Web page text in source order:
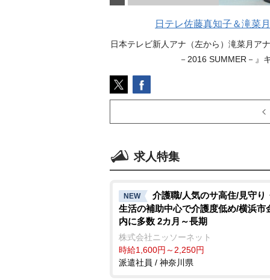
日テレ佐藤真知子＆滝菜
日本テレビ新人アナ（左から）滝菜月ア
－2016 SUMMER－』
求人特集
NEW
介護職/人気のサ高住/見守り
生活の補助中心で介護度低め/横浜市
内に多数 2カ月～長期
株式会社ニッソーネット
時給1,600円～2,250円
派遣社員 / 神奈川県